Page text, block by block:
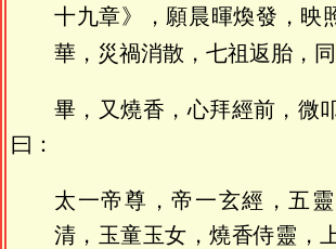
十九章》，願晨暉煥發，映
華，災禍消散，七祖返胎，同
畢，又燒香，心拜經前，微
曰：
太一帝尊，帝一玄經，五
清，玉童玉女，燒香侍靈，